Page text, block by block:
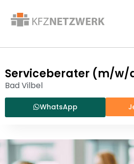
Serviceberater (m/w/
Bad Vilbel
WhatsApp